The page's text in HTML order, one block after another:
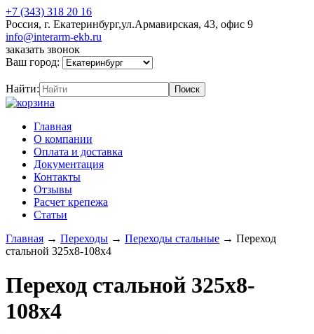
+7 (343) 318 20 16
Россия, г. Екатеринбург,ул.Армавирская, 43, офис 9
info@interarm-ekb.ru
заказать звонок
Ваш город:
Найти:
Главная
О компании
Оплата и доставка
Документация
Контакты
Отзывы
Расчет крепежа
Статьи
Главная → Переходы → Переходы стальные → Переход
стальной 325х8-108х4
Переход стальной 325х8-
108х4